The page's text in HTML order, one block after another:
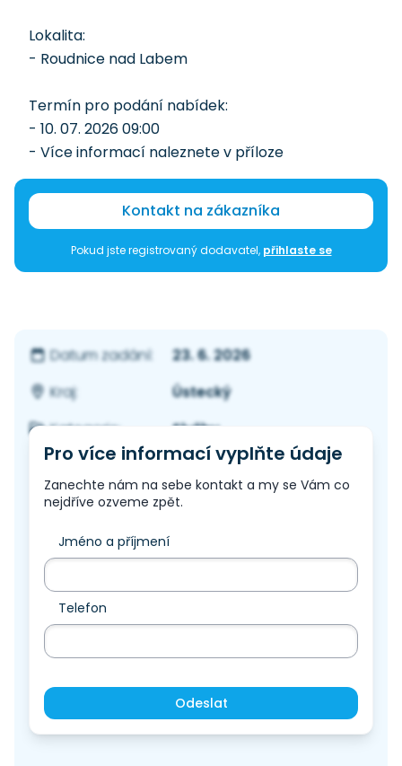
Lokalita:
- Roudnice nad Labem
Termín pro podání nabídek:
- 10. 07. 2026 09:00
- Více informací naleznete v příloze
Kontakt na zákazníka
Pokud jste registrovaný dodavatel, přihlaste se
Datum zadání:
23. 6. 2026
Kraj:
Ústecký
Kategorie:
Služby
Pro více informací vyplňte údaje
Zanechte nám na sebe kontakt a my se Vám co
nejdříve ozveme zpět.
Jméno a příjmení
Telefon
Odeslat